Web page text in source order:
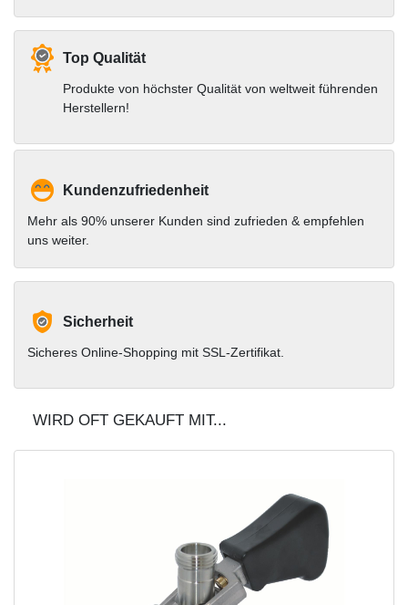
Top Qualität
Produkte von höchster Qualität von weltweit führenden
Herstellern!
Kundenzufriedenheit
Mehr als 90% unserer Kunden sind zufrieden & empfehlen
uns weiter.
Sicherheit
Sicheres Online-Shopping mit SSL-Zertifikat.
WIRD OFT GEKAUFT MIT...